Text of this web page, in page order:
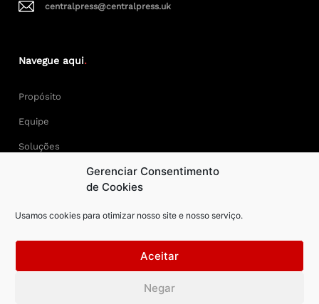
Gerenciar Consentimento
de Cookies
Usamos cookies para otimizar nosso site e nosso serviço.
Aceitar
Negar
centralpress@centralpress.uk
Navegue aqui.
Propósito
Equipe
Soluções
Central Press – todos os direitos reservados. Developer: